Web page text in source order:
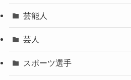
芸能人
芸人
スポーツ選手